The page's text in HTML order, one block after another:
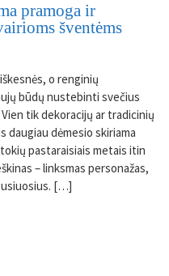
pramoga ir
šventėms
o renginių
būdų nustebinti svečius
tik dekoracijų ar tradicinių
daugiau dėmesio skiriama
pastaraisiais metais itin
– linksmas personažas,
[…]